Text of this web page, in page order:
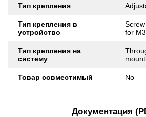
Тип крепления
Тип крепления в
устройство
for
Тип крепления на
систему
Товар совместимый No
Документация